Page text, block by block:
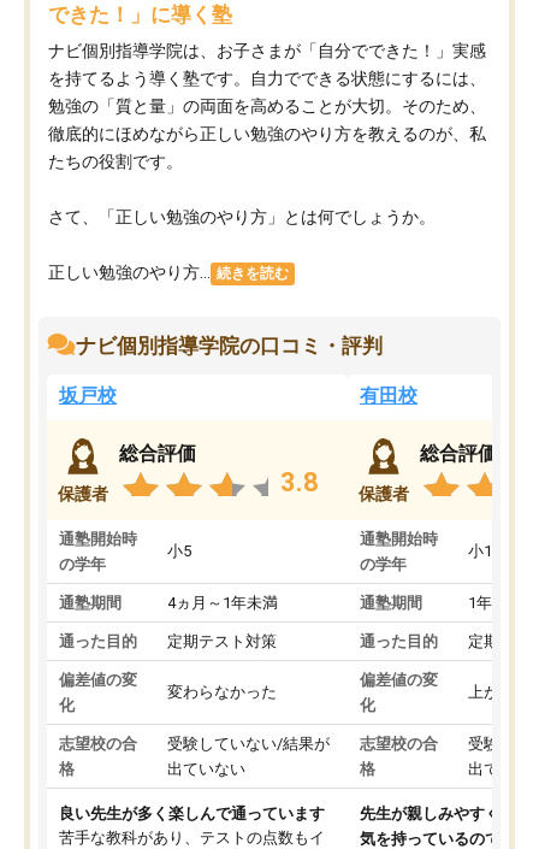
できた！」に導く塾
ナビ個別指導学院は、お子さまが「自分でできた！」実感
を持てるよう導く塾です。自力でできる状態にするには、
勉強の「質と量」の両面を高めることが大切。そのため、
徹底的にほめながら正しい勉強のやり方を教えるのが、私
たちの役割です。
さて、「正しい勉強のやり方」とは何でしょうか。
正しい勉強のやり方... 続きを読む
ナビ個別指導学院の口コミ・評判
坂戸校
保護者
総合評価
3.8
通塾開始時
の学年
小5
通塾期間 4ヵ月～1年未満
通った目的 定期テスト対策
偏差値の変
化
変わらなかった
志望校の合
格
受験していない/結果が
出ていない
良い先生が多く楽しんで通っています
苦手な教科があり、テストの点数もイ
有田校
保護者
総合評価
通塾開始時
の学年
小1
通塾期間 1年以上
通った目的 定期テス
偏差値の変
化
上がった
志望校の合
格
受験して
出ていな
先生が親しみやすく勉強
気を持っているので安心